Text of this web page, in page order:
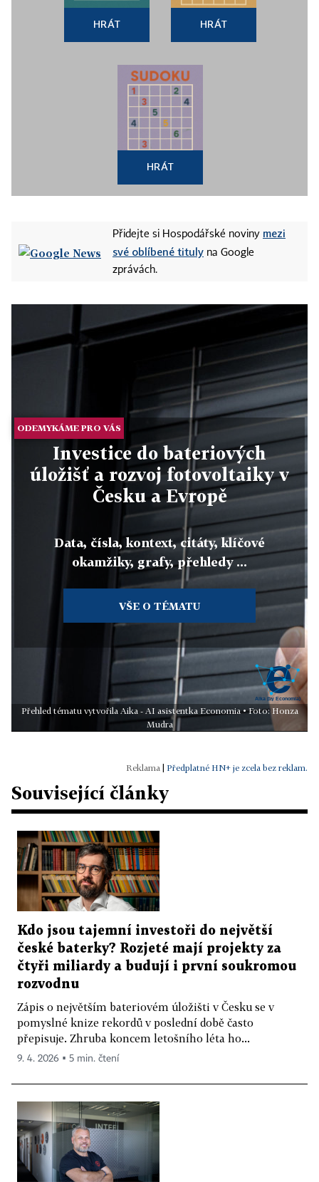
HRÁT HRÁT
HRÁT
Přidejte si Hospodářské noviny mezi
své oblíbené tituly na Google
zprávách.
ODEMYKÁME PRO VÁS
Investice do bateriových
úložišť a rozvoj fotovoltaiky v
Česku a Evropě
Data, čísla, kontext, citáty, klíčové
okamžiky, grafy, přehledy ...
VŠE O TÉMATU
Přehled tématu vytvořila Aika - AI asistentka Economia • Foto: Honza
Mudra
Předplatné HN+ je zcela bez reklam.
Související články
Kdo jsou tajemní investoři do největší
české baterky? Rozjeté mají projekty za
čtyři miliardy a budují i první soukromou
rozvodnu
Zápis o největším bateriovém úložišti v Česku se v
pomyslné knize rekordů v poslední době často
přepisuje. Zhruba koncem letošního léta ho...
9. 4. 2026 ▪ 5 min. čtení